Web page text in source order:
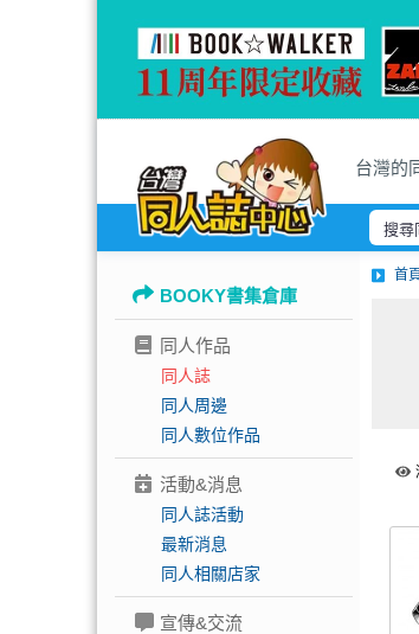
台灣的
BOOKY書集倉庫
同人作品
同人誌
同人周邊
同人數位作品
活動&消息
同人誌活動
最新消息
同人相關店家
宣傳&交流
首頁